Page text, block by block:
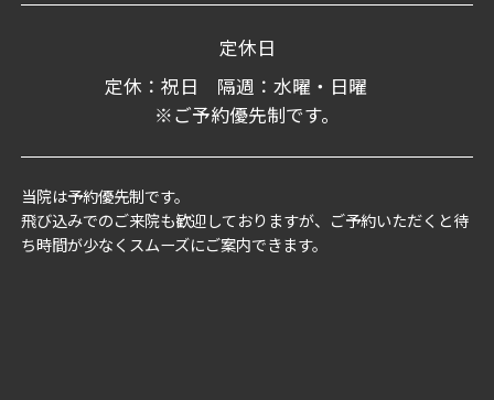
定休日
定休：祝日 隔週：水曜・日曜
※ご予約優先制です。
当院は予約優先制です。
飛び込みでのご来院も歓迎しておりますが、ご予約いただくと待
ち時間が少なくスムーズにご案内できます。